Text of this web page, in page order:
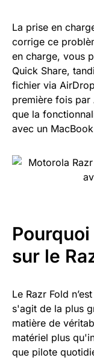
La prise en
corrige ce
en charge, vous
Quick Share,
fichier via
première fois
que la
avec un
sur le
Le Razr Fold
s'agit de la plus
matière de
matériel plus
que pilote